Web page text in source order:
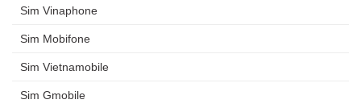
Sim Vinaphone
Sim Mobifone
Sim Vietnamobile
Sim Gmobile